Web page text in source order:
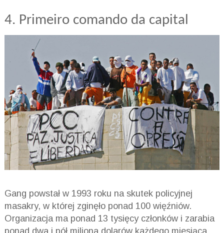
4. Primeiro comando da capital
Gang powstał w 1993 roku na skutek policyjnej
masakry, w której zginęło ponad 100 więźniów.
Organizacja ma ponad 13 tysięcy członków i zarabia
ponad dwa i pół miliona dolarów każdego miesiąca.